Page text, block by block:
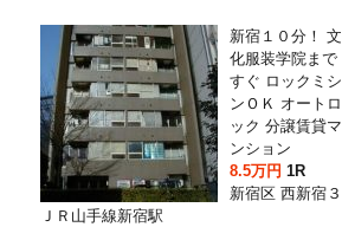
新宿１０分！ 文
化服装学院まで
すぐ ロックミシ
ンＯＫ オートロ
ック 分譲賃貸マ
ンション
8.5万円1R
新宿区 西新宿３
ＪＲ山手線新宿駅